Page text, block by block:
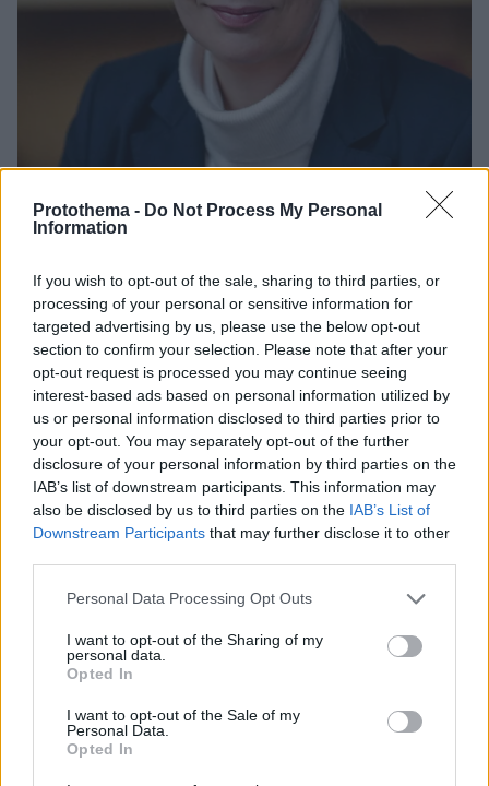
Protothema - Do Not Process My Personal
Information
If you wish to opt-out of the sale, sharing to third parties, or
processing of your personal or sensitive information for
targeted advertising by us, please use the below opt-out
section to confirm your selection. Please note that after your
opt-out request is processed you may continue seeing
interest-based ads based on personal information utilized by
us or personal information disclosed to third parties prior to
your opt-out. You may separately opt-out of the further
disclosure of your personal information by third parties on the
IAB’s list of downstream participants. This information may
also be disclosed by us to third parties on the IAB’s List of
Downstream Participants that may further disclose it to other
Please note that this website/app uses one or more Google
not limited to your visit or usage behaviour. You may click to
grant or deny consent to Google and its third-party tags to
use your data for below specified purposes in below Google
consent section.
Personal Data Processing Opt Outs
I want to opt-out of the Sharing of my
personal data.
Opted In
I want to opt-out of the Sale of my
Personal Data.
Opted In
Αλίς Βάιντελ: Η «σιδηρά κυρία» της γερμανικής
στηρίζει την παραδοσιακή γερμανική οικογένεια
Η υποψήφια του AfD για την καγκελαρία διχάζει και
πολώνει στη γερμανική Βουλή, στην κοινωνία, αλλά
και εντός του κόμματός της - Το «φλερτ» με τον
Μασκ, ο θαυμασμός για τη Μάργκαρετ Θάτσερ και τα
δύο υιοθετημένα παιδιά
11.01.2025, 12:14 239